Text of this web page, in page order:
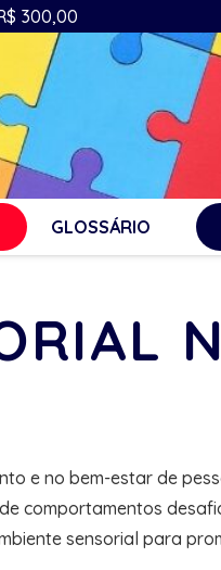
300,00
GLOSSÁRIO
e no bem-estar de
comportamentos
sensorial para